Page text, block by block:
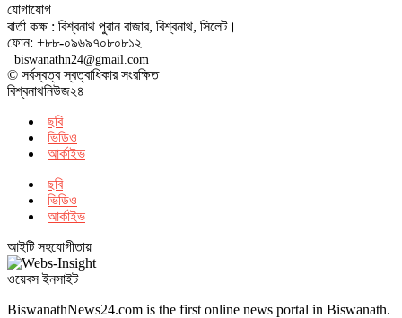
যোগাযোগ
বার্তা কক্ষ : বিশ্বনাথ পুরান বাজার, বিশ্বনাথ, সিলেট।
ফোন: +৮৮-০৯৬৯৭০৮০৮১২
biswanathn24@gmail.com
© সর্বস্বত্ব স্বত্বাধিকার সংরক্ষিত
বিশ্বনাথনিউজ২৪
ছবি
ভিডিও
আর্কাইভ
ছবি
ভিডিও
আর্কাইভ
আইটি সহযোগীতায়
ওয়েবস ইনসাইট
BiswanathNews24.com is the first online news portal in Biswanath.